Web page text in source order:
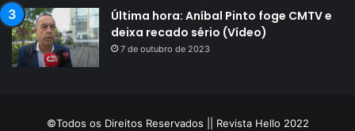
Última hora: Aníbal Pinto foge CMTV e
deixa recado sério (Vídeo)
7 de outubro de 2023
©Todos os Direitos Reservados || Revista Hello 2022